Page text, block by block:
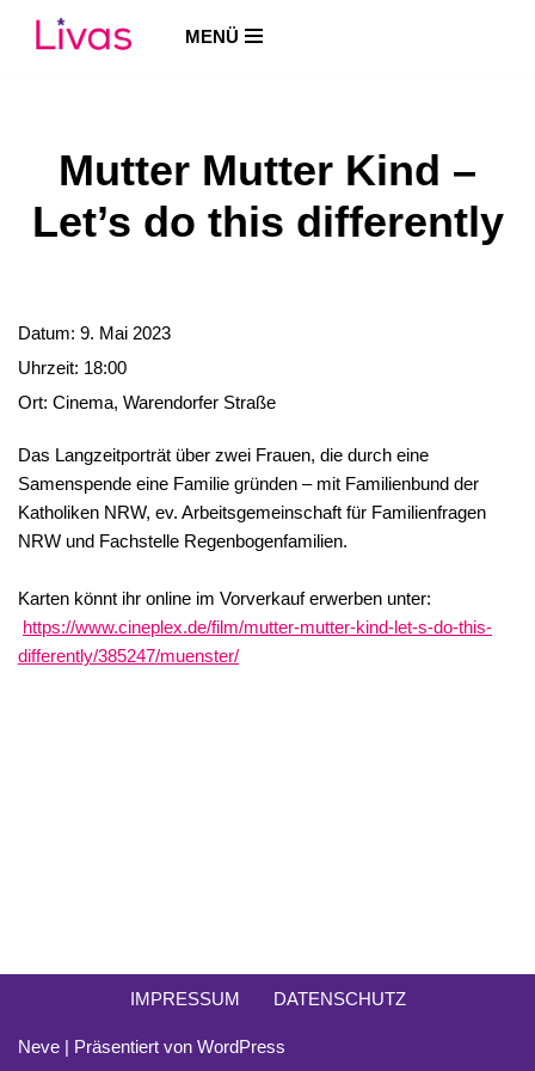
MENÜ
Mutter Mutter Kind –
Let’s do this differently
Datum: 9. Mai 2023
Uhrzeit: 18:00
Ort: Cinema, Warendorfer Straße
Das Langzeitporträt über zwei Frauen, die durch eine
Samenspende eine Familie gründen – mit Familienbund der
Katholiken NRW, ev. Arbeitsgemeinschaft für Familienfragen
NRW und Fachstelle Regenbogenfamilien.
Karten könnt ihr online im Vorverkauf erwerben unter:
https://www.cineplex.de/film/mutter-mutter-kind-let-s-do-this-
differently/385247/muenster/
IMPRESSUM DATENSCHUTZ
Neve | Präsentiert von WordPress